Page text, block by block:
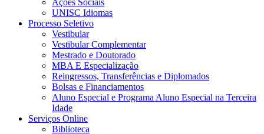
Ações Sociais
UNISC Idiomas
Processo Seletivo
Vestibular
Vestibular Complementar
Mestrado e Doutorado
MBA E Especialização
Reingressos, Transferências e Diplomados
Bolsas e Financiamentos
Aluno Especial e Programa Aluno Especial na Terceira
Idade
Serviços Online
Biblioteca